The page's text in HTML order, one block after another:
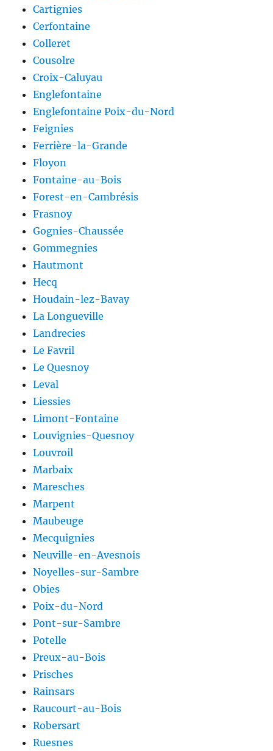
Cartignies
Cerfontaine
Colleret
Cousolre
Croix-Caluyau
Englefontaine
Englefontaine Poix-du-Nord
Feignies
Ferrière-la-Grande
Floyon
Fontaine-au-Bois
Forest-en-Cambrésis
Frasnoy
Gognies-Chaussée
Gommegnies
Hautmont
Hecq
Houdain-lez-Bavay
La Longueville
Landrecies
Le Favril
Le Quesnoy
Leval
Liessies
Limont-Fontaine
Louvignies-Quesnoy
Louvroil
Marbaix
Maresches
Marpent
Maubeuge
Mecquignies
Neuville-en-Avesnois
Noyelles-sur-Sambre
Obies
Poix-du-Nord
Pont-sur-Sambre
Potelle
Preux-au-Bois
Prisches
Rainsars
Raucourt-au-Bois
Robersart
Ruesnes